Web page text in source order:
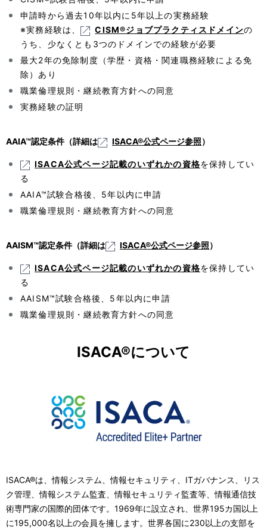
申請時から過去10年以内に5年以上の実務経験
※実務経験は、
CISM®ジョブプラクティスドメインの
うち、少なくとも3つのドメインでの経験が必要
最大2年の免除制度（学歴・資格・関連職務経験による免
除）あり
職業倫理規則・継続教育方針への同意
実務経験の証明
AAIA™認定条件（詳細は ISACA®公式ページ参照）
ISACA公式ページ記載のいずれかの資格を保持してい
る
AAIA™試験合格後、5年以内に申請
職業倫理規則・継続教育方針への同意
AAISM™認定条件（詳細は ISACA®公式ページ参照）
ISACA公式ページ記載のいずれかの資格を保持してい
る
AAISM™試験合格後、5年以内に申請
職業倫理規則・継続教育方針への同意
ISACA®について
ISACA®は、情報システム、情報セキュリティ、ITガバナンス、リス
ク管理、情報システム監査、情報セキュリティ監査等、情報通信技
術専門家の国際的団体です。1969年に設立され、世界195カ国以上
に195,000名以上の会員を擁します。世界各国に230以上の支部を